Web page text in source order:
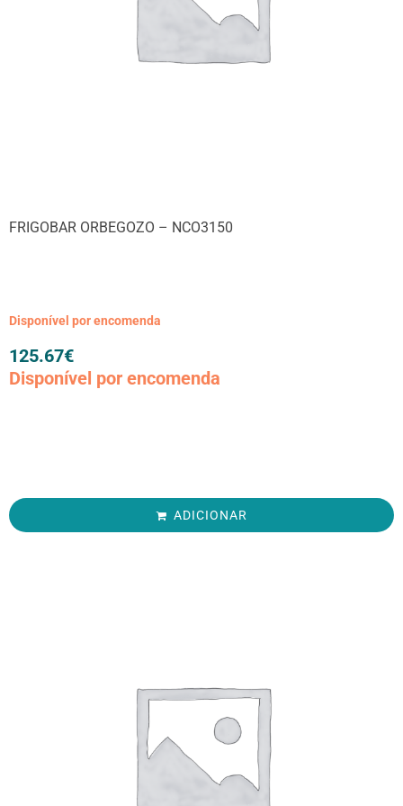
FRIGOBAR ORBEGOZO – NCO3150
Disponível por encomenda
125.67€
Disponível por encomenda
ADICIONAR